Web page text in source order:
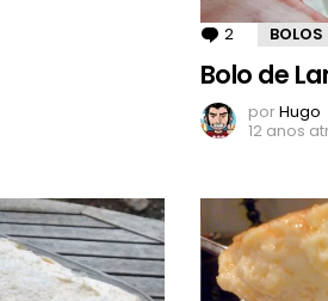
2 BOLOS
Bolo de
porHugo
12 anos